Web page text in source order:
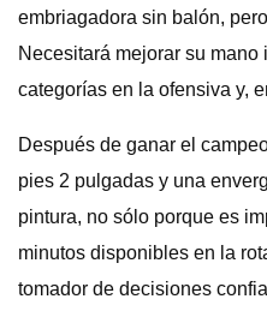
embriagadora sin balón,
Necesitará mejorar su
categorías en la ofensiva y,
Después de ganar el
pies 2 pulgadas y una
pintura, no sólo porque es
minutos disponibles en la
tomador de decisiones